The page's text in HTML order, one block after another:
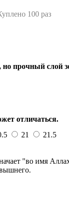
100 раз
прочный слой
отличаться.
21
21.5
"во имя